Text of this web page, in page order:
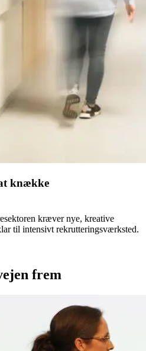
knække
kræver nye, kreative
til intensivt rekrutteringsværksted.
frem